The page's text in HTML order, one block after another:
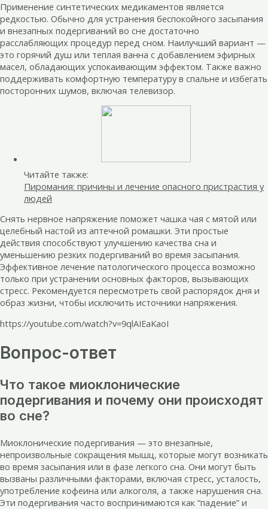
Применение синтетических медикаментов является
редкостью. Обычно для устранения беспокойного засыпания
и внезапных подергиваний во сне достаточно
расслабляющих процедур перед сном. Наилучший вариант —
это горячий душ или теплая ванна с добавлением эфирных
масел, обладающих успокаивающим эффектом. Также важно
поддерживать комфортную температуру в спальне и избегать
посторонних шумов, включая телевизор.
Читайте также:
Пиромания: причины и лечение опасного пристрастия у
людей
Снять нервное напряжение поможет чашка чая с мятой или
целебный настой из аптечной ромашки. Эти простые
действия способствуют улучшению качества сна и
уменьшению резких подергиваний во время засыпания.
Эффективное лечение патологического процесса возможно
только при устранении основных факторов, вызывающих
стресс. Рекомендуется пересмотреть свой распорядок дня и
образ жизни, чтобы исключить источники напряжения.
https://youtube.com/watch?v=9qlAIEaKaoI
Вопрос-ответ
Что такое миоклонические
подергивания и почему они происходят
во сне?
Миоклонические подергивания — это внезапные,
непроизвольные сокращения мышц, которые могут возникать
во время засыпания или в фазе легкого сна. Они могут быть
вызваны различными факторами, включая стресс, усталость,
употребление кофеина или алкоголя, а также нарушения сна.
Эти подергивания часто воспринимаются как “падение” и